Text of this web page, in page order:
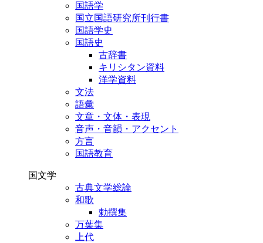
国語学
国立国語研究所刊行書
国語学史
国語史
古辞書
キリシタン資料
洋学資料
文法
語彙
文章・文体・表現
音声・音韻・アクセント
方言
国語教育
国文学
古典文学総論
和歌
勅撰集
万葉集
上代